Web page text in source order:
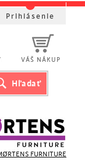
FURNITURE
VÁŠ NÁKUP
Prihlásenie